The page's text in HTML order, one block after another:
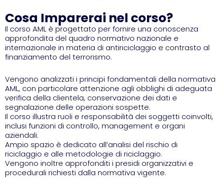
Cosa Imparerai nel corso?
Il corso AML è progettato per fornire una conoscenza
approfondita del quadro normativo nazionale e
internazionale in materia di antiriciclaggio e contrasto al
finanziamento del terrorismo.
Vengono analizzati i principi fondamentali della normativa
AML, con particolare attenzione agli obblighi di adeguata
verifica della clientela, conservazione dei dati e
segnalazione delle operazioni sospette.
Il corso illustra ruoli e responsabilità dei soggetti coinvolti,
inclusi funzioni di controllo, management e organi
aziendali.
Ampio spazio è dedicato all’analisi del rischio di
riciclaggio e alle metodologie di riciclaggio.
Vengono inoltre approfonditi i presidi organizzativi e
procedurali richiesti dalla normativa vigente.